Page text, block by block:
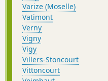
Varize (Moselle)
Vatimont
Verny
Vigny
Vigy
Villers-Stoncourt
Vittoncourt